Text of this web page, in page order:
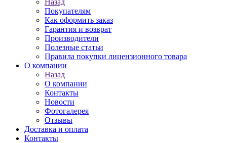
Назад
Покупателям
Как оформить заказ
Гарантия и возврат
Производители
Полезные статьи
Правила покупки лицензионного товара
О компании
Назад
О компании
Контакты
Новости
Фотогалерея
Отзывы
Доставка и оплата
Контакты